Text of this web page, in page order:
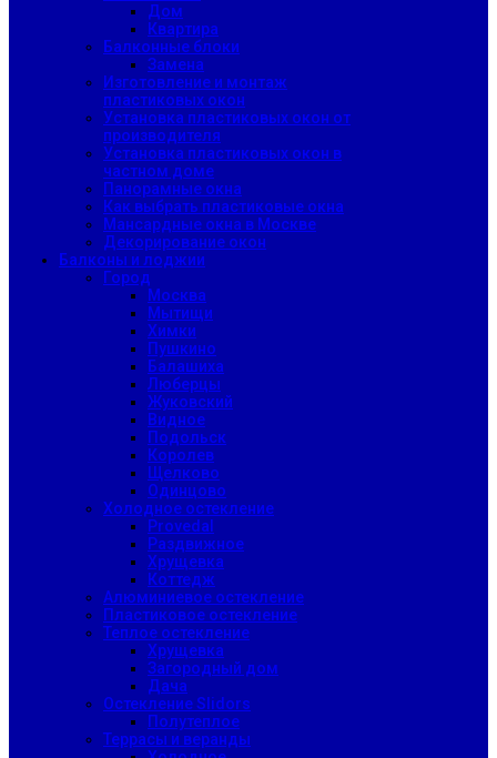
Дом
Квартира
Балконные блоки
Замена
Изготовление и монтаж
пластиковых окон
Установка пластиковых окон от
производителя
Установка пластиковых окон в
частном доме
Панорамные окна
Как выбрать пластиковые окна
Мансардные окна в Москве
Декорирование окон
Балконы и лоджии
Город
Москва
Мытищи
Химки
Пушкино
Балашиха
Люберцы
Жуковский
Видное
Подольск
Королев
Щелково
Одинцово
Холодное остекление
Provedal
Раздвижное
Хрущевка
Коттедж
Алюминиевое остекление
Пластиковое остекление
Теплое остекление
Хрущевка
Загородный дом
Дача
Остекление Slidors
Полутеплое
Террасы и веранды